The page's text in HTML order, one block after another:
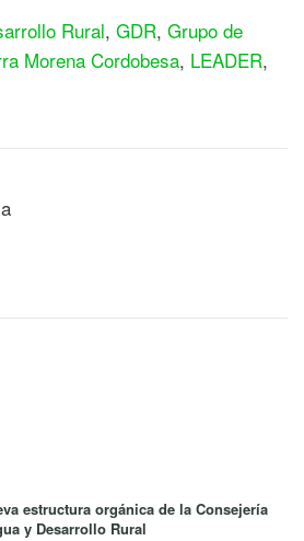
Rural, GDR, Grupo de
Morena Cordobesa, LEADER,
estructura orgánica de la Consejería
y Desarrollo Rural